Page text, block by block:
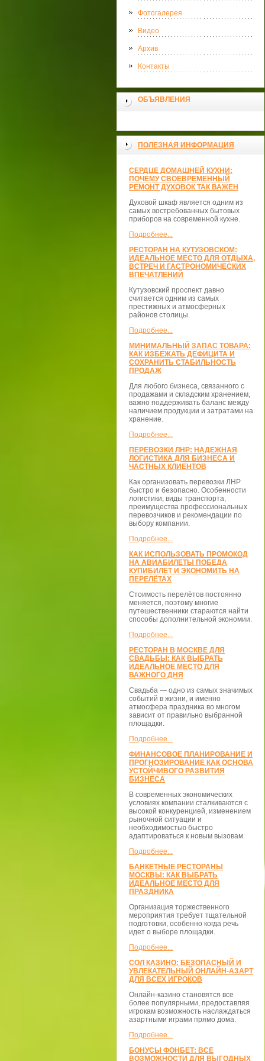
Фотогалерея
Видео
Архив
Контакты
ОБЪЯВЛЕНИЯ
ПОЛЕЗНАЯ ИНФОРМАЦИЯ
СЕРДЦЕ ДОМАШНЕЙ КУХНИ:
ПОЧЕМУ СВОЕВРЕМЕННЫЙ
РЕМОНТ ДУХОВОК ТАК ВАЖЕН
Духовой шкаф является одним из
самых востребованных бытовых
приборов на современной кухне.
Подробнее...
РЕСТОРАН НА КУТУЗОВСКОМ:
ИДЕАЛЬНОЕ МЕСТО ДЛЯ ОТДЫХА,
ВСТРЕЧ И ГАСТРОНОМИЧЕСКИХ
ВПЕЧАТЛЕНИЙ
Кутузовский проспект давно
считается одним из самых
престижных и атмосферных
районов столицы.
Подробнее...
МИНИМАЛЬНЫЙ ЗАПАС ТОВАРА:
КАК ИЗБЕЖАТЬ ДЕФИЦИТА И
СОХРАНИТЬ СТАБИЛЬНОСТЬ
ПРОДАЖ
Для любого бизнеса, связанного с
продажами и складским хранением,
важно поддерживать баланс между
наличием продукции и затратами на
хранение.
Подробнее...
ПЕРЕВОЗКИ ЛНР: НАДЕЖНАЯ
ЛОГИСТИКА ДЛЯ БИЗНЕСА И
ЧАСТНЫХ КЛИЕНТОВ
Как организовать перевозки ЛНР
быстро и безопасно. Особенности
логистики, виды транспорта,
преимущества профессиональных
перевозчиков и рекомендации по
выбору компании.
Подробнее...
КАК ИСПОЛЬЗОВАТЬ ПРОМОКОД
НА АВИАБИЛЕТЫ ПОБЕДА
КУПИБИЛЕТ И ЭКОНОМИТЬ НА
ПЕРЕЛЁТАХ
Стоимость перелётов постоянно
меняется, поэтому многие
путешественники стараются найти
способы дополнительной экономии.
Подробнее...
РЕСТОРАН В МОСКВЕ ДЛЯ
СВАДЬБЫ: КАК ВЫБРАТЬ
ИДЕАЛЬНОЕ МЕСТО ДЛЯ
ВАЖНОГО ДНЯ
Свадьба — одно из самых значимых
событий в жизни, и именно
атмосфера праздника во многом
зависит от правильно выбранной
площадки.
Подробнее...
ФИНАНСОВОЕ ПЛАНИРОВАНИЕ И
ПРОГНОЗИРОВАНИЕ КАК ОСНОВА
УСТОЙЧИВОГО РАЗВИТИЯ
БИЗНЕСА
В современных экономических
условиях компании сталкиваются с
высокой конкуренцией, изменением
рыночной ситуации и
необходимостью быстро
адаптироваться к новым вызовам.
Подробнее...
БАНКЕТНЫЕ РЕСТОРАНЫ
МОСКВЫ: КАК ВЫБРАТЬ
ИДЕАЛЬНОЕ МЕСТО ДЛЯ
ПРАЗДНИКА
Организация торжественного
мероприятия требует тщательной
подготовки, особенно когда речь
идет о выборе площадки.
Подробнее...
СОЛ КАЗИНО: БЕЗОПАСНЫЙ И
УВЛЕКАТЕЛЬНЫЙ ОНЛАЙН-АЗАРТ
ДЛЯ ВСЕХ ИГРОКОВ
Онлайн-казино становятся все
более популярными, предоставляя
игрокам возможность наслаждаться
азартными играми прямо дома.
Подробнее...
БОНУСЫ ФОНБЕТ: ВСЕ
ВОЗМОЖНОСТИ ДЛЯ ВЫГОДНЫХ